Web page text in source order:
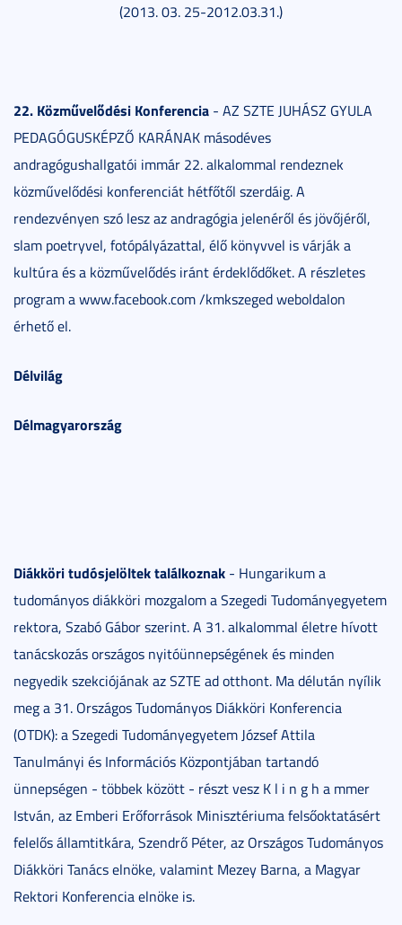
(2013. 03. 25-2012.03.31.)
22. Közművelődési Konferencia - AZ SZTE JUHÁSZ GYULA
PEDAGÓGUSKÉPZŐ KARÁNAK másodéves
andragógushallgatói immár 22. alkalommal rendeznek
közművelődési konferenciát hétfőtől szerdáig. A
rendezvényen szó lesz az andragógia jelenéről és jövőjéről,
slam poetryvel, fotópályázattal, élő könyvvel is várják a
kultúra és a közművelődés iránt érdeklődőket. A részletes
program a www.facebook.com /kmkszeged weboldalon
érhető el.
Délvilág
Délmagyarország
Diákköri tudósjelöltek találkoznak - Hungarikum a
tudományos diákköri mozgalom a Szegedi Tudományegyetem
rektora, Szabó Gábor szerint. A 31. alkalommal életre hívott
tanácskozás országos nyitóünnepségének és minden
negyedik szekciójának az SZTE ad otthont. Ma délután nyílik
meg a 31. Országos Tudományos Diákköri Konferencia
(OTDK): a Szegedi Tudományegyetem József Attila
Tanulmányi és Információs Központjában tartandó
ünnepségen - többek között - részt vesz K l i n g h a mmer
István, az Emberi Erőforrások Minisztériuma felsőoktatásért
felelős államtitkára, Szendrő Péter, az Országos Tudományos
Diákköri Tanács elnöke, valamint Mezey Barna, a Magyar
Rektori Konferencia elnöke is.